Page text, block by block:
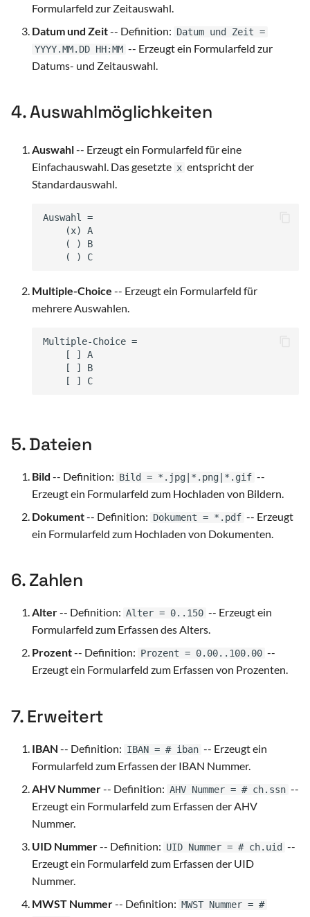
Formularfeld zur Zeitauswahl.
Datum und Zeit-- Definition: Datum und Zeit =
YYYY.MM.DD HH:MM -- Erzeugt ein Formularfeld zur
Datums- und Zeitauswahl.
4. Auswahlmöglichkeiten
Auswahl-- Erzeugt ein Formularfeld für eine
Einfachauswahl. Das gesetzte x entspricht der
Standardauswahl.
Multiple-Choice -- Erzeugt ein Formularfeld für
mehrere Auswahlen.
5. Dateien
Bild -- Definition: Bild = *.jpg|*.png|*.gif --
Erzeugt ein Formularfeld zum Hochladen von Bildern.
Dokument-- Definition: Dokument = *.pdf -- Erzeugt
ein Formularfeld zum Hochladen von Dokumenten.
6. Zahlen
Alter-- Definition: Alter = 0..150 -- Erzeugt ein
Formularfeld zum Erfassen des Alters.
Prozent-- Definition: Prozent = 0.00..100.00 --
Erzeugt ein Formularfeld zum Erfassen von Prozenten.
7. Erweitert
IBAN -- Definition: IBAN = # iban -- Erzeugt ein
Formularfeld zum Erfassen der IBAN Nummer.
AHV Nummer-- Definition: AHV Nummer = # ch.ssn --
Erzeugt ein Formularfeld zum Erfassen der AHV
Nummer.
UID Nummer-- Definition: UID Nummer = # ch.uid --
Erzeugt ein Formularfeld zum Erfassen der UID
Nummer.
MWST Nummer-- Definition: MWST Nummer = #